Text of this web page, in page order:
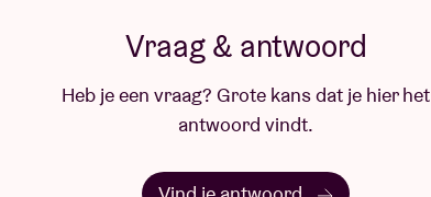
Vraag & antwoord
Heb je een vraag? Grote kans dat je hier het
antwoord vindt.